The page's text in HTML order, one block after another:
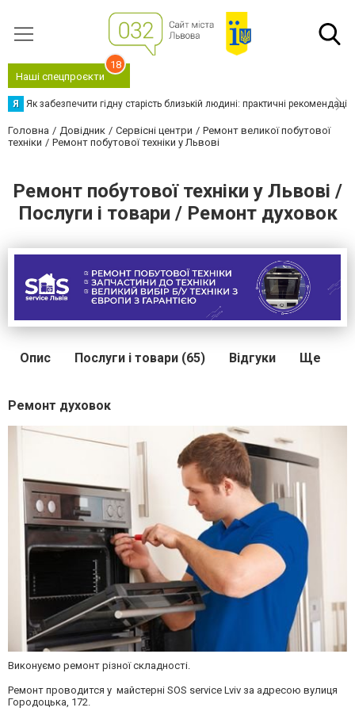
Наші спецпроєкти
18
Я Як забезпечити гідну старість близькій людині: практичні рекомендації
Головна Довідник Сервісні центри
Ремонт великої побутової
техніки
Ремонт побутової техніки у Львові
Ремонт побутової техніки у Львові /
Послуги і товари / Ремонт духовок
Опис Послуги і товари (65) Відгуки Ще
Ремонт духовок
Виконуємо ремонт різної складності.
Ремонт проводится у майстерні SOS service Lviv за адресою вулиця
Городоцька, 172.